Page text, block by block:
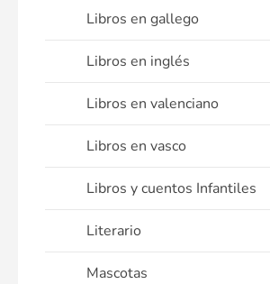
Libros en gallego
Libros en inglés
Libros en valenciano
Libros en vasco
Libros y cuentos Infantiles
Literario
Mascotas